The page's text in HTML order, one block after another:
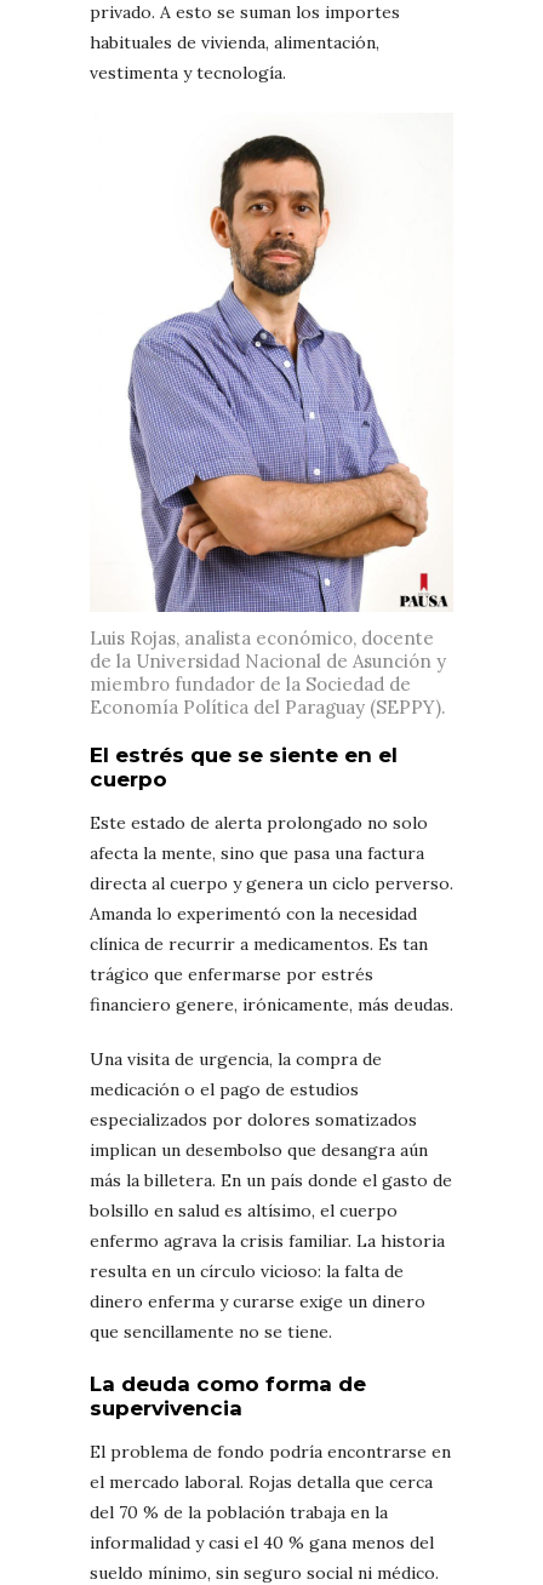
privado. A esto se suman los importes
habituales de vivienda, alimentación,
vestimenta y tecnología.
Luis Rojas, analista económico, docente
de la Universidad Nacional de Asunción y
miembro fundador de la Sociedad de
Economía Política del Paraguay (SEPPY).
El estrés que se siente en el
cuerpo
Este estado de alerta prolongado no solo
afecta la mente, sino que pasa una factura
directa al cuerpo y genera un ciclo perverso.
Amanda lo experimentó con la necesidad
clínica de recurrir a medicamentos. Es tan
trágico que enfermarse por estrés
financiero genere, irónicamente, más deudas.
Una visita de urgencia, la compra de
medicación o el pago de estudios
especializados por dolores somatizados
implican un desembolso que desangra aún
más la billetera. En un país donde el gasto de
bolsillo en salud es altísimo, el cuerpo
enfermo agrava la crisis familiar. La historia
resulta en un círculo vicioso: la falta de
dinero enferma y curarse exige un dinero
que sencillamente no se tiene.
La deuda como forma de
supervivencia
El problema de fondo podría encontrarse en
el mercado laboral. Rojas detalla que cerca
del 70 % de la población trabaja en la
informalidad y casi el 40 % gana menos del
sueldo mínimo, sin seguro social ni médico.